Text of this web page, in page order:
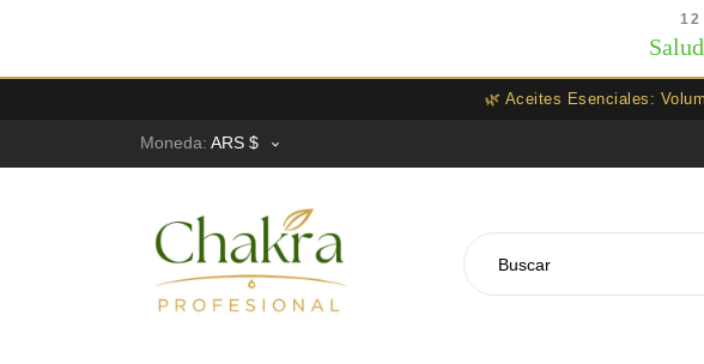
12
🌿 Aceites Esenciales:
Moneda: ARS $ 